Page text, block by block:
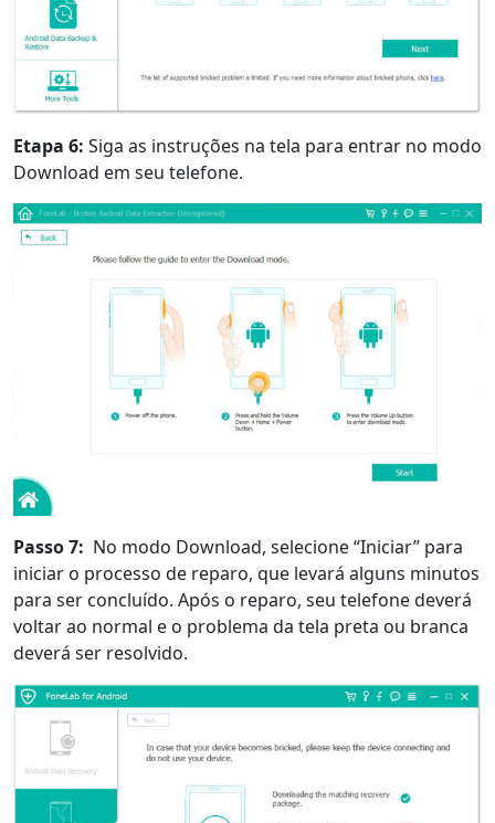
Etapa 6: Siga as instruções na tela para entrar no modo
Download em seu telefone.
Passo 7: No modo Download, selecione “Iniciar” para
iniciar o processo de reparo, que levará alguns minutos
para ser concluído. Após o reparo, seu telefone deverá
voltar ao normal e o problema da tela preta ou branca
deverá ser resolvido.